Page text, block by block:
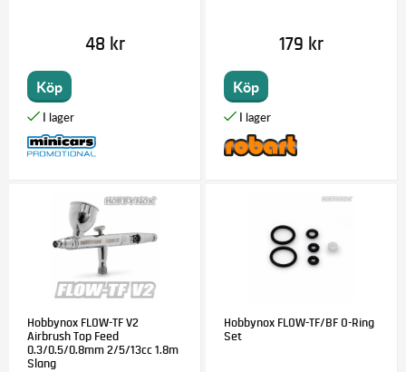
48 kr
Köp
179 kr
Köp
Hobbynox FLOW-TF V2
Airbrush Top Feed
0.3/0.5/0.8mm 2/5/13cc 1.8m
Slang
Hobbynox FLOW-TF/BF O-Ring
Set